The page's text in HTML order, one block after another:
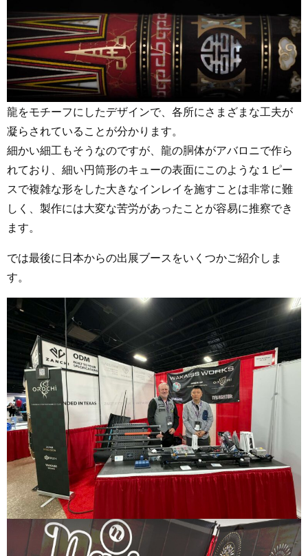
龍をモチーフにしたデザインで、各所にさまざまな工夫が
凝らされていることが分かります。
細かい細工もそうなのですが、龍の胴体がアバロニで作ら
れており、細い円筒形のキューの表面にこのような１ピー
スで複雑な形をした大きなインレイを施すことは非常に難
しく、製作には大変な苦労があったことが容易に推察でき
ます。
では最後に日本からの出展ブースをいくつかご紹介しま
す。